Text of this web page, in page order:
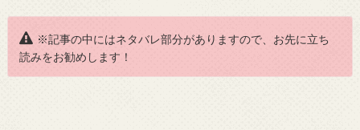
※記事の中にはネタバレ部分がありますので、お先に立ち
読みをお勧めします！